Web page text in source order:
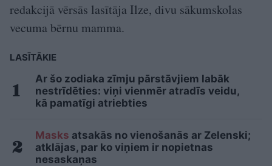
redakcijā vērsās lasītāja Ilze, divu sākumskolas
vecuma bērnu mamma.
LASĪTĀKIE
Ar šo zodiaka zīmju pārstāvjiem labāk
nestrīdēties: viņi vienmēr atradīs veidu,
kā pamatīgi atriebties
Masks atsakās no vienošanās ar Zelenski;
atklājas, par ko viņiem ir nopietnas
nesaskaņas